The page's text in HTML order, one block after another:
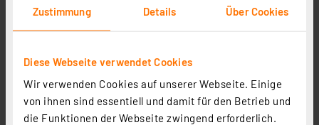
Zustimmung Details Über Cookies
Diese Webseite verwendet Cookies
Wir verwenden Cookies auf unserer Webseite. Einige
von ihnen sind essentiell und damit für den Betrieb und
die Funktionen der Webseite zwingend erforderlich.
Fotos/Dias/Negative, Akku, speichert auf SD-Karte
2 3 4 5 (11)